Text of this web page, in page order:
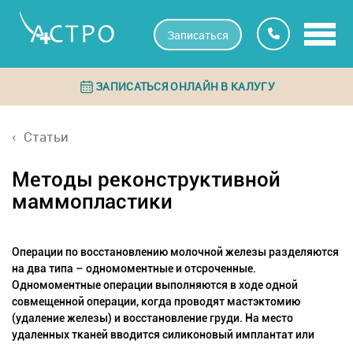
Записаться
ЗАПИСАТЬСЯ ОНЛАЙН В КАЛУГУ
Статьи
Методы реконструктивной
маммопластики
Операции по восстановлению молочной железы разделяются
на два типа – одномоментные и отсроченные.
Одномоментные операции выполняются в ходе одной
совмещенной операции, когда проводят мастэктомию
(удаление железы) и восстановление груди. На место
удаленных тканей вводится силиконовый имплантат или